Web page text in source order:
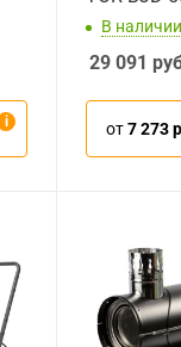
В
29 091
от7 273